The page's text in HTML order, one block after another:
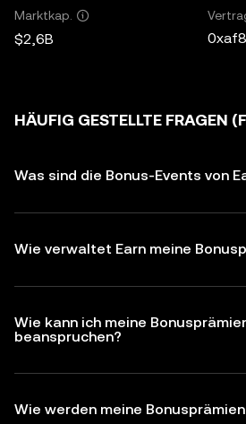
Marktkap.
$2,6B
HÄUFIG GESTELLTE FRAGEN
Was sind die Bonus-Events von
Wie verwaltet Earn meine
Wie kann ich meine
beanspruchen?
Wie werden meine